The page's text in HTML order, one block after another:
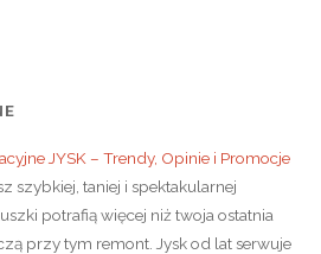
JYSK – Trendy, Opinie i Promocje
szybkiej, taniej i spektakularnej
potrafią więcej niż twoja ostatnia
przy tym remont. Jysk od lat serwuje